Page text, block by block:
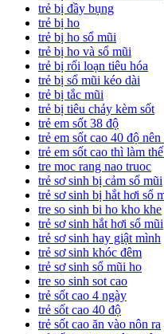
trẻ bị đầy bụng
trẻ bị ho
trẻ bị ho sổ mũi
trẻ bị ho và sổ mũi
trẻ bị rối loạn tiêu hóa
trẻ bị sổ mũi kéo dài
trẻ bị tắc mũi
trẻ bị tiêu chảy kèm sốt
trẻ em sốt 38 độ
trẻ em sốt cao 40 độ
trẻ em sốt cao thì làm
tre moc rang nao truoc
trẻ sơ sinh bị cảm sổ mũi
trẻ sơ sinh bị hắt hơi sổ
tre so sinh bi ho kho khe
trẻ sơ sinh hắt hơi sổ mũi
trẻ sơ sinh hay giật mình
trẻ sơ sinh khóc đêm
trẻ sơ sinh sổ mũi ho
tre so sinh sot cao
trẻ sốt cao 4 ngày
trẻ sốt cao 40 độ
trẻ sốt cao ăn vào nôn ra